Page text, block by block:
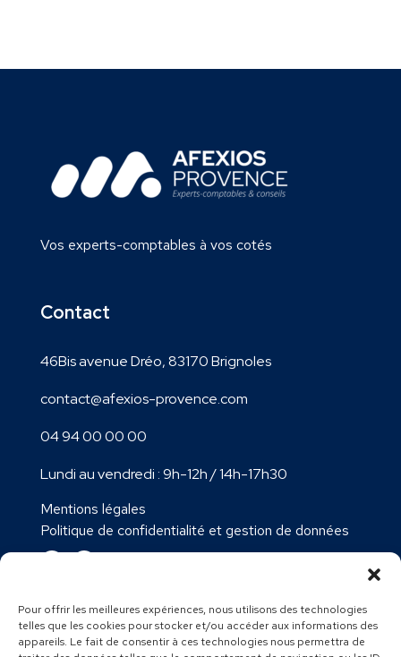
Pour offrir les meilleures expériences, nous utilisons des technologies
telles que les cookies pour stocker et/ou accéder aux informations des
appareils. Le fait de consentir à ces technologies nous permettra de
Vos experts-comptables à vos cotés
Contact
46Bis avenue Dréo, 83170 Brignoles
contact@afexios-provence.com
04 94 00 00 00
Lundi au vendredi : 9h-12h / 14h-17h30
Mentions légales
Politique de confidentialité et gestion de données
Secteurs d’intervention : Expert comptable Var
Expert
comptable Brignoles– Expert comptable Le Val–Expert